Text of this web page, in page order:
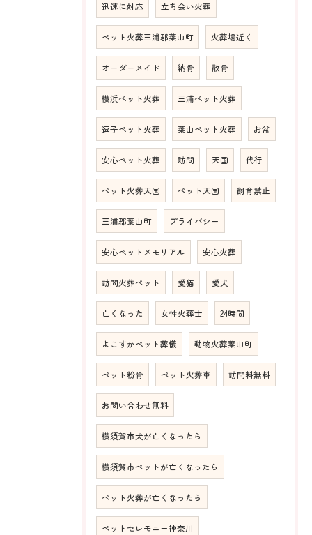
迅速に対応 立ち会い火葬
ペット火葬三浦郡葉山町 火葬場近く
オーダーメイド 納骨 散骨
横浜ペット火葬 三浦ペット火葬
逗子ペット火葬 葉山ペット火葬 お盆
安心ペット火葬 訪問 天国 代行
ペット火葬天国 ペット天国 飼育禁止
三浦郡葉山町 プライバシー
安心ペットメモリアル 安心火葬
訪問火葬ペット 愛猫 愛犬
亡くなった 女性火葬士 24時間
よこすかペット葬儀 動物火葬葉山町
ペット粉骨 ペット火葬車 訪問料無料
お問い合わせ無料
横須賀市犬が亡くなったら
横須賀市ペットが亡くなったら
ペット火葬が亡くなったら
ペットセレモニー神奈川